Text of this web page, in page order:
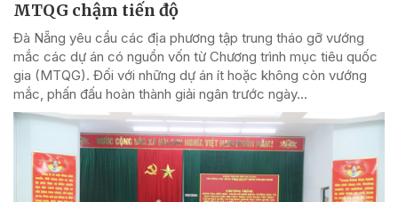
MTQG chậm tiến độ
Đà Nẵng yêu cầu các địa phương tập trung tháo gỡ vướng
mắc các dự án có nguồn vốn từ Chương trình mục tiêu quốc
gia (MTQG). Đối với những dự án ít hoặc không còn vướng
mắc, phấn đấu hoàn thành giải ngân trước ngày...